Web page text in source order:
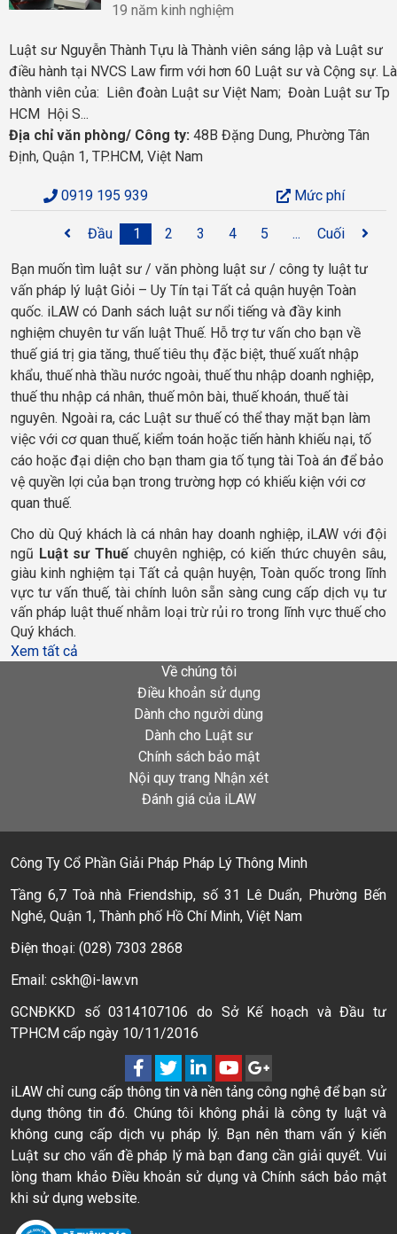
19 năm kinh nghiệm
Luật sư Nguyễn Thành Tựu là Thành viên sáng lập và Luật sư
điều hành tại NVCS Law firm với hơn 60 Luật sư và Cộng sự. Là
thành viên của: Liên đoàn Luật sư Việt Nam; Đoàn Luật sư Tp
HCM Hội S...
Địa chỉ văn phòng/ Công ty: 48B Đặng Dung, Phường Tân
Định, Quận 1, TP.HCM, Việt Nam
0919 195 939 Mức phí
Đầu 1 2 3 4 5 ... Cuối
Bạn muốn tìm luật sư / văn phòng luật sư / công ty luật tư
vấn pháp lý luật Giỏi – Uy Tín tại Tất cả quận huyện Toàn
quốc. iLAW có Danh sách luật sư nổi tiếng và đầy kinh
nghiệm chuyên tư vấn luật Thuế. Hỗ trợ tư vấn cho bạn về
thuế giá trị gia tăng, thuế tiêu thụ đặc biệt, thuế xuất nhập
khẩu, thuế nhà thầu nước ngoài, thuế thu nhập doanh nghiệp,
thuế thu nhập cá nhân, thuế môn bài, thuế khoán, thuế tài
nguyên. Ngoài ra, các Luật sư thuế có thể thay mặt bạn làm
việc với cơ quan thuế, kiểm toán hoặc tiến hành khiếu nại, tố
cáo hoặc đại diện cho bạn tham gia tố tụng tài Toà án để bảo
vệ quyền lợi của bạn trong trường hợp có khiếu kiện với cơ
quan thuế.
Cho dù Quý khách là cá nhân hay doanh nghiệp, iLAW với đội
ngũ Luật sư Thuế chuyên nghiệp, có kiến thức chuyên sâu,
giàu kinh nghiệm tại Tất cả quận huyện, Toàn quốc trong lĩnh
vực tư vấn thuế, tài chính luôn sẵn sàng cung cấp dịch vụ tư
vấn pháp luật thuế nhằm loại trừ rủi ro trong lĩnh vực thuế cho
Quý khách.
Xem tất cả
Về chúng tôi
Điều khoản sử dụng
Dành cho người dùng
Dành cho Luật sư
Chính sách bảo mật
Nội quy trang Nhận xét
Đánh giá của iLAW
Công Ty Cổ Phần Giải Pháp Pháp Lý Thông Minh
Tầng 6,7 Toà nhà Friendship, số 31 Lê Duẩn, Phường Bến
Nghé, Quận 1, Thành phố Hồ Chí Minh, Việt Nam
Điện thoại: (028) 7303 2868
Email: cskh@i-law.vn
GCNĐKKD số 0314107106 do Sở Kế hoạch và Đầu tư
TPHCM cấp ngày 10/11/2016
iLAW chỉ cung cấp thông tin và nền tảng công nghệ để bạn sử
dụng thông tin đó. Chúng tôi không phải là công ty luật và
không cung cấp dịch vụ pháp lý. Bạn nên tham vấn ý kiến
Luật sư cho vấn đề pháp lý mà bạn đang cần giải quyết. Vui
lòng tham khảo Điều khoản sử dụng và Chính sách bảo mật
khi sử dụng website.